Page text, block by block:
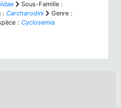
Sous-Famille :
: Carcharodini
Genre :
: Cyclosemia